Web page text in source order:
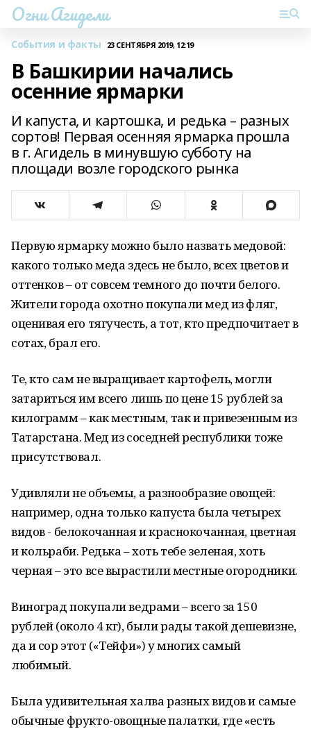
Огни Агидели
События и факты 23 СЕНТЯБРЯ 2019, 12:19
В Башкирии начались
осенние ярмарки
И капуста, и картошка, и редька – разных
сортов! Первая осенняя ярмарка прошла
в г. Агидель в минувшую субботу на
площади возле городского рынка
Первую ярмарку можно было назвать медовой:
какого только меда здесь не было, всех цветов и
оттенков – от совсем темного до почти белого.
Жители города охотно покупали мед из фляг,
оценивая его тягучесть, а тот, кто предпочитает в
сотах, брал его.
Те, кто сам не выращивает картофель, могли
затариться им всего лишь по цене 15 рублей за
килограмм – как местным, так и привезенным из
Татарстана. Мед из соседней республики тоже
присутствовал.
Удивляли не объемы, а разнообразие овощей:
например, одна только капуста была четырех
видов - белокочанная и краснокочанная, цветная
и кольраби. Редька – хоть тебе зеленая, хоть
черная – это все вырастили местные огородники.
Виноград покупали ведрами – всего за 150
рублей (около 4 кг), были рады такой дешевизне,
да и сор этот («Тейфи») у многих самый
любимый.
Была удивительная халва разных видов и самые
обычные фрукто-овощные палатки, где «есть